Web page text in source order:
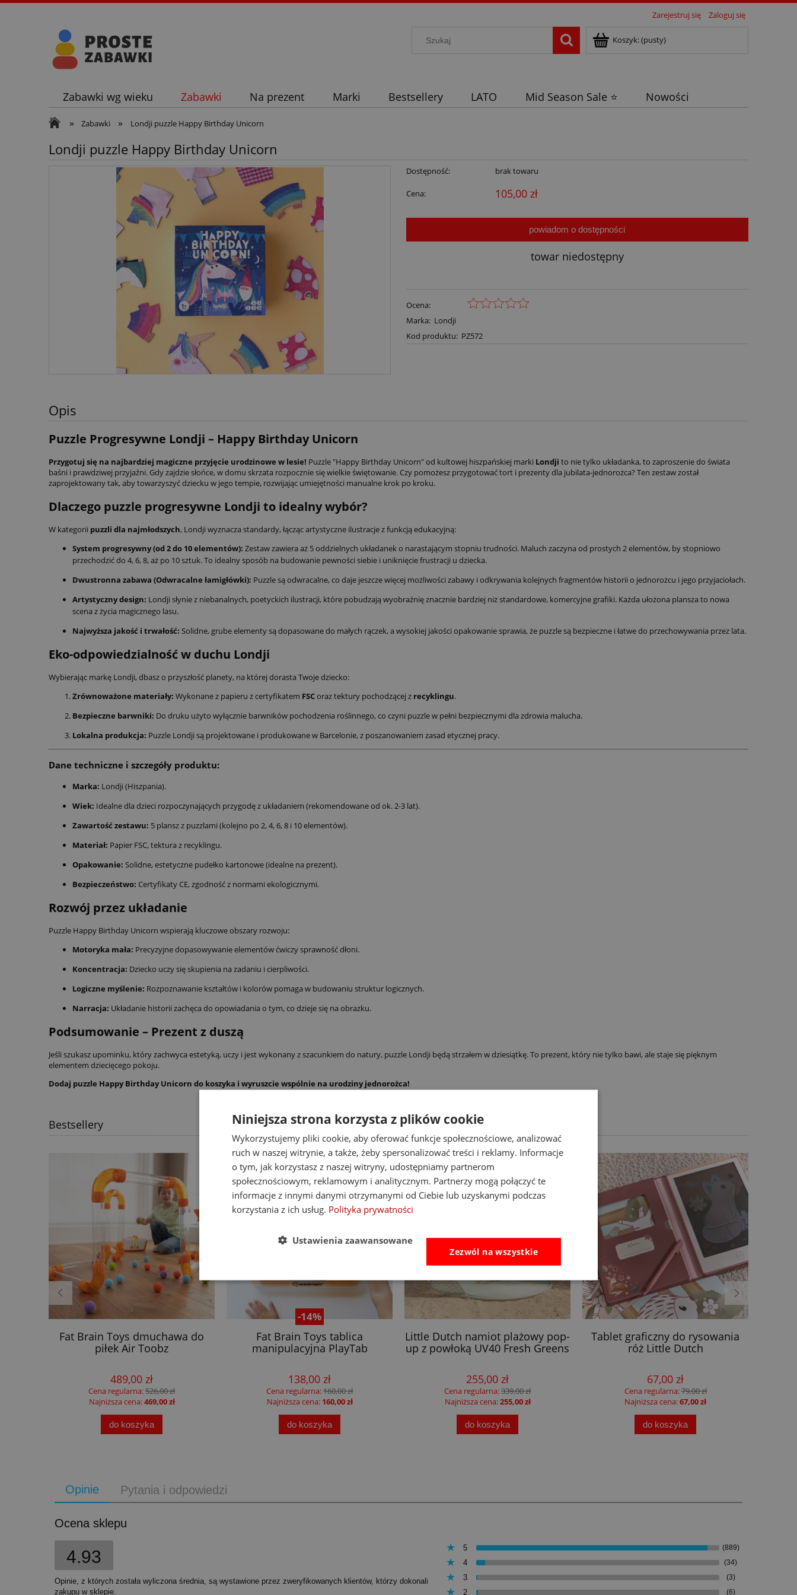
Zarejestruj się Zaloguj się
Koszyk:(pusty)
Zabawki wg wieku Zabawki Na prezent Marki Bestsellery LATO Mid Season Sale ⭐ Nowości
» Zabawki » Londji puzzle Happy Birthday Unicorn
Londji puzzle Happy Birthday Unicorn
Dostępność: brak towaru
Cena: 105,00 zł
powiadom o dostępności
towar niedostępny
Ocena:
Marka: Londji
Kod produktu: PZ572
Opis
Puzzle Progresywne Londji – Happy Birthday Unicorn
Przygotuj się na najbardziej magiczne przyjęcie urodzinowe w lesie! Puzzle "Happy Birthday Unicorn" od kultowej hiszpańskiej marki Londji to nie tylko układanka, to zaproszenie do świata
baśni i prawdziwej przyjaźni. Gdy zajdzie słońce, w domu skrzata rozpocznie się wielkie świętowanie. Czy pomożesz przygotować tort i prezenty dla jubilata-jednorożca? Ten zestaw został
zaprojektowany tak, aby towarzyszyć dziecku w jego tempie, rozwijając umiejętności manualne krok po kroku.
Dlaczego puzzle progresywne Londji to idealny wybór?
W kategorii puzzli dla najmłodszych, Londji wyznacza standardy, łącząc artystyczne ilustracje z funkcją edukacyjną:
System progresywny (od 2 do 10 elementów): Zestaw zawiera aż 5 oddzielnych układanek o narastającym stopniu trudności. Maluch zaczyna od prostych 2 elementów, by stopniowo
przechodzić do 4, 6, 8, aż po 10 sztuk. To idealny sposób na budowanie pewności siebie i uniknięcie frustracji u dziecka.
Dwustronna zabawa (Odwracalne łamigłówki): Puzzle są odwracalne, co daje jeszcze więcej możliwości zabawy i odkrywania kolejnych fragmentów historii o jednorożcu i jego przyjaciołach.
Artystyczny design: Londji słynie z niebanalnych, poetyckich ilustracji, które pobudzają wyobraźnię znacznie bardziej niż standardowe, komercyjne grafiki. Każda ułożona plansza to nowa
scena z życia magicznego lasu.
Najwyższa jakość i trwałość: Solidne, grube elementy są dopasowane do małych rączek, a wysokiej jakości opakowanie sprawia, że puzzle są bezpieczne i łatwe do przechowywania przez lata.
Eko-odpowiedzialność w duchu Londji
Wybierając markę Londji, dbasz o przyszłość planety, na której dorasta Twoje dziecko:
Zrównoważone materiały: Wykonane z papieru z certyfikatem FSCoraz tektury pochodzącej z recyklingu.
Bezpieczne barwniki: Do druku użyto wyłącznie barwników pochodzenia roślinnego, co czyni puzzle w pełni bezpiecznymi dla zdrowia malucha.
Lokalna produkcja: Puzzle Londji są projektowane i produkowane w Barcelonie, z poszanowaniem zasad etycznej pracy.
Dane techniczne i szczegóły produktu:
Marka: Londji (Hiszpania).
Wiek: Idealne dla dzieci rozpoczynających przygodę z układaniem (rekomendowane od ok. 2-3 lat).
Zawartość zestawu: 5 plansz z puzzlami (kolejno po 2, 4, 6, 8 i 10 elementów).
Materiał: Papier FSC, tektura z recyklingu.
Opakowanie: Solidne, estetyczne pudełko kartonowe (idealne na prezent).
Bezpieczeństwo: Certyfikaty CE, zgodność z normami ekologicznymi.
Rozwój przez układanie
Puzzle Happy Birthday Unicorn wspierają kluczowe obszary rozwoju:
Motoryka mała: Precyzyjne dopasowywanie elementów ćwiczy sprawność dłoni.
Koncentracja: Dziecko uczy się skupienia na zadaniu i cierpliwości.
Logiczne myślenie: Rozpoznawanie kształtów i kolorów pomaga w budowaniu struktur logicznych.
Narracja: Układanie historii zachęca do opowiadania o tym, co dzieje się na obrazku.
Podsumowanie – Prezent z duszą
Jeśli szukasz upominku, który zachwyca estetyką, uczy i jest wykonany z szacunkiem do natury, puzzle Londji będą strzałem w dziesiątkę. To prezent, który nie tylko bawi, ale staje się pięknym
elementem dziecięcego pokoju.
Dodaj puzzle Happy Birthday Unicorn do koszyka i wyruszcie wspólnie na urodziny jednorożca!
Bestsellery
Fat Brain Toys dmuchawa do
piłek Air Toobz
489,00 zł
Cena regularna:526,00 zł
Najniższa cena:469,00 zł
do koszyka
-14%
Fat Brain Toys tablica
manipulacyjna PlayTab
138,00 zł
Cena regularna:160,00 zł
Najniższa cena: 160,00 zł
do koszyka
Little Dutch namiot plażowy pop-
up z powłoką UV40 Fresh Greens
255,00 zł
Cena regularna:339,00 zł
Najniższa cena:255,00 zł
do koszyka
Tablet graficzny do rysowania
róż Little Dutch
67,00 zł
Cena regularna:79,00 zł
Najniższa cena:67,00 zł
do koszyka
Opinie Pytania i odpowiedzi
Ocena sklepu
4.93
Opinie, z których została wyliczona średnia, są wystawione przez zweryfikowanych klientów, którzy dokonali
zakupu w sklepie.
5 (889)
4 (34)
3 (3)
2 (6)
Niniejsza strona korzysta z plików cookie
Wykorzystujemy pliki cookie, aby oferować funkcje społecznościowe, analizować
ruch w naszej witrynie, a także, żeby spersonalizować treści i reklamy. Informacje
o tym, jak korzystasz z naszej witryny, udostępniamy partnerom
społecznościowym, reklamowym i analitycznym. Partnerzy mogą połączyć te
informacje z innymi danymi otrzymanymi od Ciebie lub uzyskanymi podczas
korzystania z ich usług. Polityka prywatności
Zezwól na wszystkie
Ustawienia zaawansowane